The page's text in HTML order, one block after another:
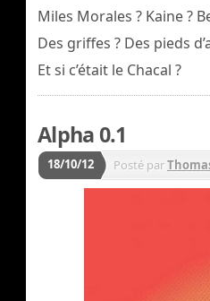
Miles Morales ? Kaine ?
Des griffes ? Des pieds
Et si c’était le Chacal ?
Alpha 0.1
18/10/12 Posté par